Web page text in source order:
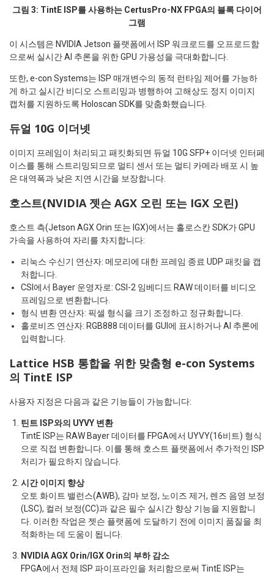
그림 3: TintE ISP를 사용하는 CertusPro-NX FPGA의 블록 다이어
그램
이 시스템은 NVIDIA Jetson 플랫폼에서 ISP 워크로드를 오프로드함
으로써 실시간 AI 추론을 위한 GPU 가용성을 극대화합니다.
또한, e-con Systems는 ISP 매개변수의 동적 런타임 제어를 가능하
게 하고 실시간 비디오 스트리밍과 병행하여 고해상도 정지 이미지
캡처를 지원하도록 Holoscan SDK를 맞춤화했습니다.
듀얼 10G 이더넷
이미지 프레임이 처리되고 패킷화되면 듀얼 10G SFP+ 이더넷 인터페
이스를 통해 스트리밍되므로 멀티 센서 또는 멀티 카메라 배포 시 높
은 대역폭과 낮은 지연 시간을 보장합니다.
호스트(NVIDIA 젯슨 AGX 오린 또는 IGX 오린)
호스트 측(Jetson AGX Orin 또는 IGX)에서는 홀로스칸 SDK가 GPU
가속을 사용하여 자리를 차지합니다:
리눅스 수신기 연산자: 메모리에 대한 프레임 종료 UDP 패킷을 캡
처합니다.
CSI에서 Bayer 운영자로: CSI-2 임베디드 RAW 데이터를 비디오
프레임으로 변환합니다.
형식 변환 연산자: 픽셀 형식을 크기 조정하고 정규화합니다.
홀로비즈 연산자: RGB888 데이터를 GUI에 표시하거나 AI 추론에
입력합니다.
Lattice HSB 통합을 위한 맞춤형 e-con Systems
의 TintE ISP
사용자 지정은 다음과 같은 기능들이 가능합니다:
틴트 ISP와의 UYVY 변환
TintE ISP는 RAW Bayer 데이터를 FPGA에서 UYVY(16비트) 형식
으로 직접 변환합니다. 이를 통해 호스트 플랫폼에서 추가적인 ISP
처리가 필요하지 않습니다.
시간 이미지 향상
오토 화이트 밸런스(AWB), 감마 보정, 노이즈 제거, 렌즈 음영 보정
(LSC), 컬러 보정(CC)과 같은 필수 실시간 향상 기능을 지원합니
다. 이러한 작업은 젯슨 플랫폼에 도달하기 전에 이미지 품질을 최
적화하는 데 도움이 됩니다.
NVIDIA AGX Orin/IGX Orin의 부하 감소
FPGA에서 전체 ISP 파이프라인을 처리함으로써 TintE ISP는